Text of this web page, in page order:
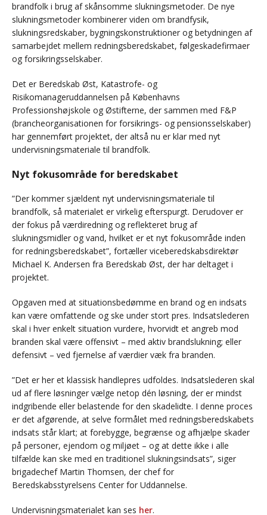
brandfolk i brug af skånsomme slukningsmetoder. De nye
slukningsmetoder kombinerer viden om brandfysik,
slukningsredskaber, bygningskonstruktioner og betydningen af
samarbejdet mellem redningsberedskabet, følgeskadefirmaer
og forsikringsselskaber.
Det er Beredskab Øst, Katastrofe- og
Risikomanageruddannelsen på Københavns
Professionshøjskole og Østifterne, der sammen med F&P
(brancheorganisationen for forsikrings- og pensionsselskaber)
har gennemført projektet, der altså nu er klar med nyt
undervisningsmateriale til brandfolk.
Nyt fokusområde for beredskabet
”Der kommer sjældent nyt undervisningsmateriale til
brandfolk, så materialet er virkelig efterspurgt. Derudover er
der fokus på værdiredning og reflekteret brug af
slukningsmidler og vand, hvilket er et nyt fokusområde inden
for redningsberedskabet”, fortæller viceberedskabsdirektør
Michael K. Andersen fra Beredskab Øst, der har deltaget i
projektet.
Opgaven med at situationsbedømme en brand og en indsats
kan være omfattende og ske under stort pres. Indsatslederen
skal i hver enkelt situation vurdere, hvorvidt et angreb mod
branden skal være offensivt – med aktiv brandslukning; eller
defensivt – ved fjernelse af værdier væk fra branden.
”Det er her et klassisk handlepres udfoldes. Indsatslederen skal
ud af flere løsninger vælge netop dén løsning, der er mindst
indgribende eller belastende for den skadelidte. I denne proces
er det afgørende, at selve formålet med redningsberedskabets
indsats står klart; at forebygge, begrænse og afhjælpe skader
på personer, ejendom og miljøet – og at dette ikke i alle
tilfælde kan ske med en traditionel slukningsindsats”, siger
brigadechef Martin Thomsen, der chef for
Beredskabsstyrelsens Center for Uddannelse.
Undervisningsmaterialet kan ses her.